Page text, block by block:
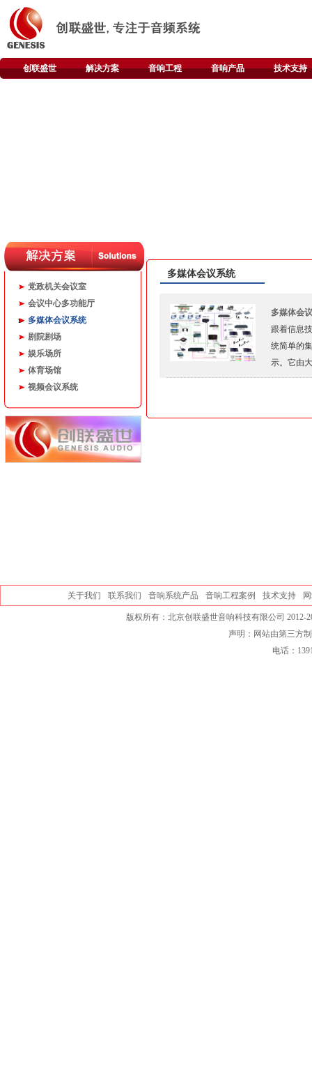
创联盛世 解决方案 音响工程 音响产品 技术支持
党政机关会议室
会议中心多功能厅
多媒体会议系统
剧院剧场
娱乐场所
体育场馆
视频会议系统
多媒体会议系统
多媒体会
跟着信息
统简单的
示。它由
关于我们 联系我们 音响系统产品 音响工程案例 技术支持
版权所有：北京创联盛世音响科技有限公司 2012-
声明：网站由第三方
电话：